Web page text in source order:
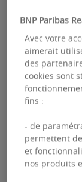
Culliganlaan
Surface
From : 134.00
BNP Paribas
Avec votre
aimerait
des
cookies sont
fins :
- de
permettent
et
nos produits